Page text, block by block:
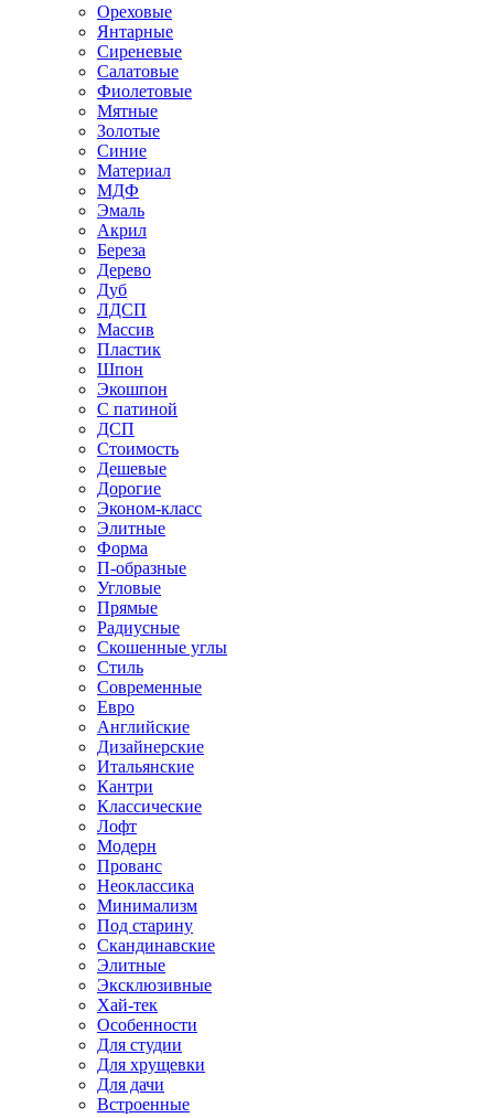
Ореховые
Янтарные
Сиреневые
Салатовые
Фиолетовые
Мятные
Золотые
Синие
Материал
МДФ
Эмаль
Акрил
Береза
Дерево
Дуб
ЛДСП
Массив
Пластик
Шпон
Экошпон
С патиной
ДСП
Стоимость
Дешевые
Дорогие
Эконом-класс
Элитные
Форма
П-образные
Угловые
Прямые
Радиусные
Скошенные углы
Стиль
Современные
Евро
Английские
Дизайнерские
Итальянские
Кантри
Классические
Лофт
Модерн
Прованс
Неоклассика
Минимализм
Под старину
Скандинавские
Элитные
Эксклюзивные
Хай-тек
Особенности
Для студии
Для хрущевки
Для дачи
Встроенные